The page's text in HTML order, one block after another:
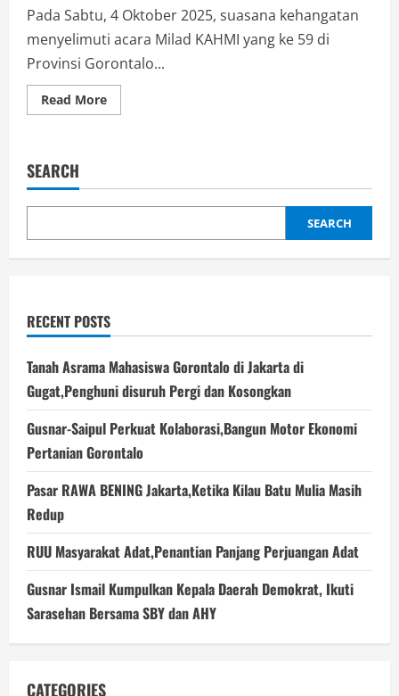
Pada Sabtu, 4 Oktober 2025, suasana kehangatan
menyelimuti acara Milad KAHMI yang ke 59 di
Provinsi Gorontalo...
Read MoreRead
more
KAHMI,Daniel
Terasa
SEARCH
SEARCH
RECENT POSTS
Tanah Asrama Mahasiswa Gorontalo di Jakarta di
Gugat,Penghuni disuruh Pergi dan Kosongkan
Gusnar-Saipul Perkuat Kolaborasi,Bangun Motor Ekonomi
Pertanian Gorontalo
Pasar RAWA BENING Jakarta,Ketika Kilau Batu Mulia Masih
Redup
RUU Masyarakat Adat,Penantian Panjang Perjuangan Adat
Gusnar Ismail Kumpulkan Kepala Daerah Demokrat, Ikuti
Sarasehan Bersama SBY dan AHY
CATEGORIES